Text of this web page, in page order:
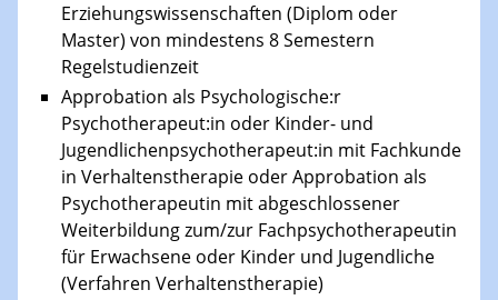
Erziehungswissenschaften (Diplom oder
Master) von mindestens 8 Semestern
Regelstudienzeit
Approbation als Psychologische:r
Psychotherapeut:in oder Kinder- und
Jugendlichenpsychotherapeut:in mit Fachkunde
in Verhaltenstherapie oder Approbation als
Psychotherapeutin mit abgeschlossener
Weiterbildung zum/zur Fachpsychotherapeutin
für Erwachsene oder Kinder und Jugendliche
(Verfahren Verhaltenstherapie)